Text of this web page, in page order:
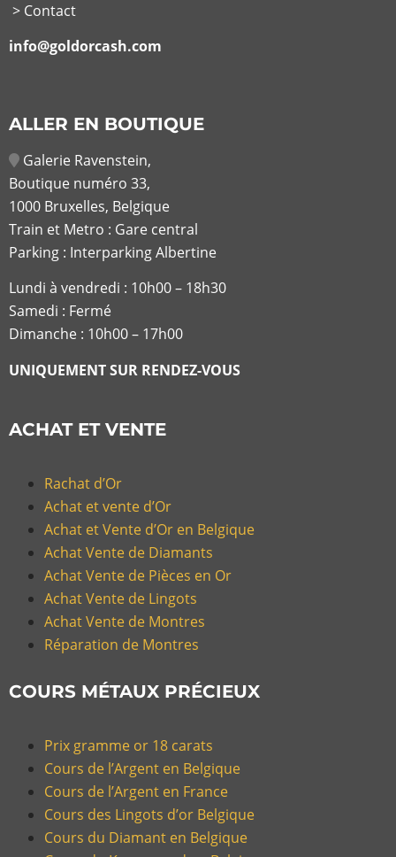
> Contact
info@goldorcash.com
ALLER EN BOUTIQUE
Galerie Ravenstein,
Boutique numéro 33,
1000 Bruxelles, Belgique
Train et Metro : Gare central
Parking : Interparking Albertine
Lundi à vendredi : 10h00 – 18h30
Samedi : Fermé
Dimanche : 10h00 – 17h00
UNIQUEMENT SUR RENDEZ-VOUS
ACHAT ET VENTE
Rachat d’Or
Achat et vente d’Or
Achat et Vente d’Or en Belgique
Achat Vente de Diamants
Achat Vente de Pièces en Or
Achat Vente de Lingots
Achat Vente de Montres
Réparation de Montres
COURS MÉTAUX PRÉCIEUX
Prix gramme or 18 carats
Cours de l’Argent en Belgique
Cours de l’Argent en France
Cours des Lingots d’or Belgique
Cours du Diamant en Belgique